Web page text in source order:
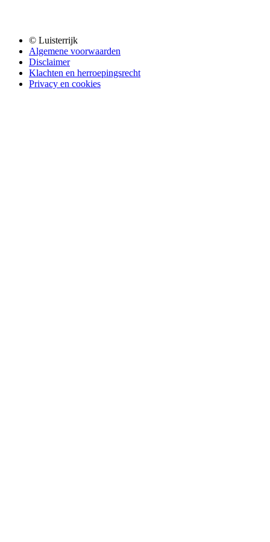
© Luisterrijk
Algemene voorwaarden
Disclaimer
Klachten en herroepingsrecht
Privacy en cookies